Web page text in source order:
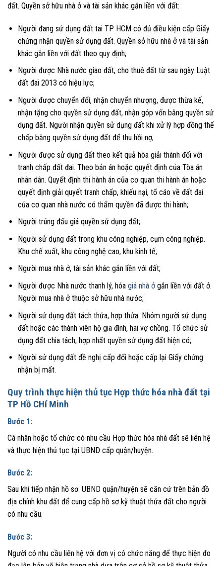
đất. Quyền sở hữu nhà ở và tài sản khác gắn liền với đất:
Người đang sử dụng đất tai TP HCM có đủ điều kiện cấp Giấy
chứng nhận quyền sử dụng đất. Quyền sở hữu nhà ở và tài sản
khác gắn liền với đất theo quy định;
Người được Nhà nước giao đất, cho thuê đất từ sau ngày Luật
đất đai 2013 có hiệu lực;
Người được chuyển đổi, nhận chuyển nhượng, được thừa kế,
nhận tặng cho quyền sử dụng đất, nhận góp vốn bằng quyền sử
dụng đất. Người nhận quyền sử dụng đất khi xử lý hợp đồng thế
chấp bằng quyền sử dụng đất để thu hồi nợ;
Người được sử dụng đất theo kết quả hòa giải thành đối với
tranh chấp đất đai. Theo bản án hoặc quyết định của Tòa án
nhân dân. Quyết định thi hành án của cơ quan thi hành án hoặc
quyết định giải quyết tranh chấp, khiếu nại, tố cáo về đất đai
của cơ quan nhà nước có thẩm quyền đã được thi hành;
Người trúng đấu giá quyền sử dụng đất;
Người sử dụng đất trong khu công nghiệp, cụm công nghiệp.
Khu chế xuất, khu công nghệ cao, khu kinh tế;
Người mua nhà ở, tài sản khác gắn liền với đất;
Người được Nhà nước thanh lý, hóa giá nhà ởgắn liền với đất ở.
Người mua nhà ở thuộc sở hữu nhà nước;
Người sử dụng đất tách thửa, hợp thửa. Nhóm người sử dụng
đất hoặc các thành viên hộ gia đình, hai vợ chồng. Tổ chức sử
dụng đất chia tách, hợp nhất quyền sử dụng đất hiện có;
Người sử dụng đất đề nghị cấp đổi hoặc cấp lại Giấy chứng
nhận bị mất.
Quy trình thực hiện thủ tục Hợp thức hóa nhà đất tại
TP Hồ CHí Minh
Bước 1:
Cá nhân hoặc tổ chức có nhu cầu Hợp thức hóa nhà đất sẽ liên hệ
và thực hiện thủ tục tại UBND cấp quận/huyện.
Bước 2:
Sau khi tiếp nhận hồ sơ. UBND quận/huyện sẽ căn cứ trên bản đồ
địa chính khu đất để cung cấp hồ sơ kỹ thuật thửa đất cho người
có nhu cầu.
Bước 3:
Người có nhu cầu liên hệ với đơn vị có chức năng để thực hiện đo